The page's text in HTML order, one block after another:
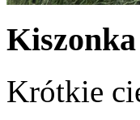
Kiszonka
Krótkie